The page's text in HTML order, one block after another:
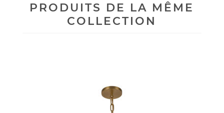
PRODUITS DE LA MÊME
COLLECTION